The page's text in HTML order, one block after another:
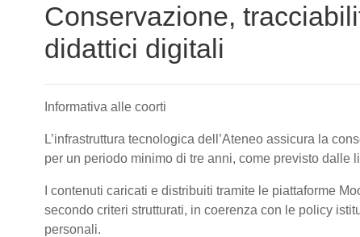
Conservazione,
didattici digitali
Informativa alle coorti
L’infrastruttura tecnologica dell’Ateneo assicura la
per un periodo minimo di tre anni, come previsto dalle
I contenuti caricati e distribuiti tramite le piattaforme
secondo criteri strutturati, in coerenza con le policy
personali.